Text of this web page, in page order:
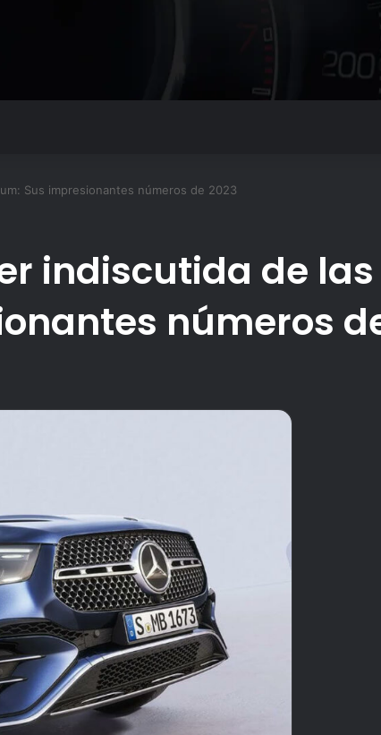
Sus impresionantes números de 2023
indiscutida de
números